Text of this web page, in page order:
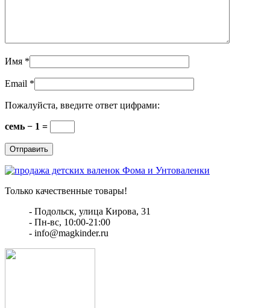
Имя *
Email *
Пожалуйста, введите ответ цифрами:
семь − 1 =
Только качественные товары!
- Подольск, улица Кирова, 31
- Пн-вс, 10:00-21:00
- info@magkinder.ru